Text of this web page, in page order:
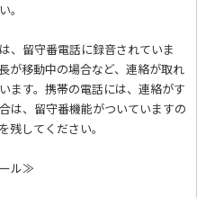
。
、留守番電話に録音されていま
が移動中の場合など、連絡が取れ
ます。携帯の電話には、連絡がす
は、留守番機能がついていますの
残してください。
ル≫